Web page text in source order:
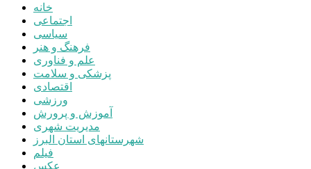
خانه
اجتماعی
سیاسی
فرهنگ و هنر
علم و فناوری
پزشکی و سلامت
اقتصادی
ورزشی
آموزش و پرورش
مدیریت شهری
شهرستانهای استان البرز
فیلم
عکس